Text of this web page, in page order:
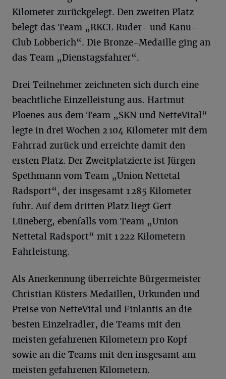
Kilometer zurückgelegt. Den zweiten Platz
belegt das Team „RKCL Ruder- und Kanu-
Club Lobberich“. Die Bronze-Medaille ging an
das Team „Dienstagsfahrer“.
Drei Teilnehmer zeichneten sich durch eine
beachtliche Einzelleistung aus. Hartmut
Ploenes aus dem Team „SKN und NetteVital“
legte in drei Wochen 2 104 Kilometer mit dem
Fahrrad zurück und erreichte damit den
ersten Platz. Der Zweitplatzierte ist Jürgen
Spethmann vom Team „Union Nettetal
Radsport“, der insgesamt 1 285 Kilometer
fuhr. Auf dem dritten Platz liegt Gert
Lüneberg, ebenfalls vom Team „Union
Nettetal Radsport“ mit 1 222 Kilometern
Fahrleistung.
Als Anerkennung überreichte Bürgermeister
Christian Küsters Medaillen, Urkunden und
Preise von NetteVital und Finlantis an die
besten Einzelradler, die Teams mit den
meisten gefahrenen Kilometern pro Kopf
sowie an die Teams mit den insgesamt am
meisten gefahrenen Kilometern.